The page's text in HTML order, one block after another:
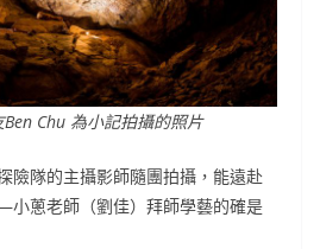
Chu 為小記拍攝的照片
險隊的主攝影師隨團拍攝，能遠赴
蔥老師（劉佳）拜師學藝的確是